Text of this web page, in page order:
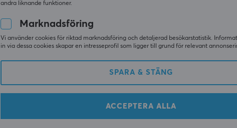
andra liknande funktioner.
Marknadsföring
Vi använder cookies för riktad marknadsföring och detaljerad besökarstatistik.
in via dessa cookies skapar en intresseprofil som ligger till grund för relevant
SPARA & STÄNG
ACCEPTERA ALLA